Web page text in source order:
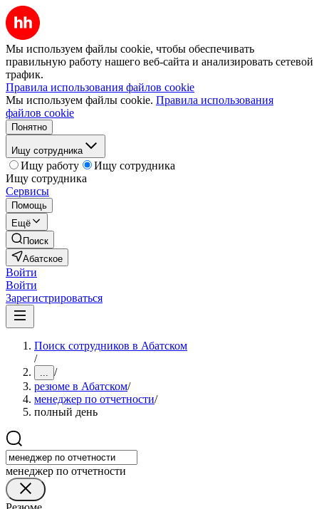
Мы используем файлы cookie, чтобы обеспечивать
правильную работу нашего веб-сайта и анализировать сетевой
трафик.
Правила использования файлов cookie
Мы используем файлы cookie. Правила использования
файлов cookie
Понятно
Ищу сотрудника
Ищу работу
Ищу сотрудника
Ищу сотрудника
Сервисы
Помощь
Ещё
Поиск
Абатское
Войти
Войти
Зарегистрироваться
Поиск сотрудников в Абатском
/
... /
резюме в Абатском/
менеджер по отчетности/
полный день
менеджер по отчетности